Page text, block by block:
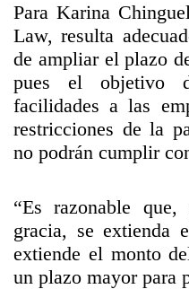
Para Karina
Law, resulta
de ampliar el plazo
pues el objetivo
facilidades a las
restricciones de la
no podrán cumplir
“Es razonable
gracia, se extienda
extiende el monto
un plazo mayor para